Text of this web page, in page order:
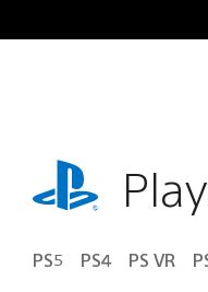
al
playstation.com
PS5 PS4 PS VR